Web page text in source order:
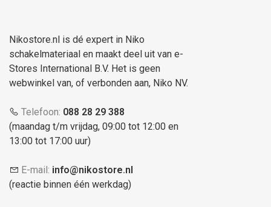
Nikostore.nl is dé expert in Niko
schakelmateriaal en maakt deel uit van e-
Stores International B.V. Het is geen
webwinkel van, of verbonden aan, Niko NV.
Telefoon: 088 28 29 388
(maandag t/m vrijdag, 09:00 tot 12:00 en
13:00 tot 17:00 uur)
E-mail: info@nikostore.nl
(reactie binnen één werkdag)